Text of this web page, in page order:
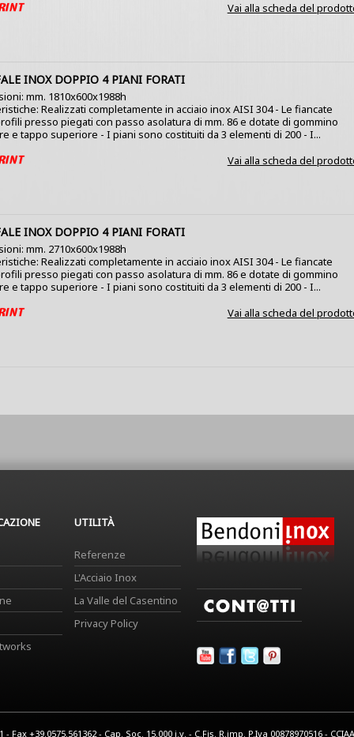
Vai alla scheda del
INOX DOPPIO 4 PIANI FORATI
mm. 1810x600x1988h
Realizzati completamente in acciaio inox AISI 304 - Le fiancate
presso piegati con passo asolatura di mm. 86 e dotate di gommino
e tappo superiore - I piani sono costituiti da 3 elementi di 200 - I...
Vai alla scheda del
INOX DOPPIO 4 PIANI FORATI
mm. 2710x600x1988h
Realizzati completamente in acciaio inox AISI 304 - Le fiancate
presso piegati con passo asolatura di mm. 86 e dotate di gommino
e tappo superiore - I piani sono costituiti da 3 elementi di 200 - I...
Vai alla scheda del
UTILITÀ
Referenze
L'Acciaio Inox
La Valle del Casentino
Privacy Policy
+39.0575.561362 - Cap. Soc. 15.000 i.v. - C.Fis. R.imp. P.Iva 00878970516 -